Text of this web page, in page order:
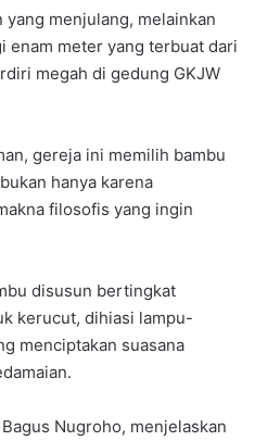
yang menjulang, melainkan
enam meter yang terbuat dari
megah di gedung GKJW
gereja ini memilih bambu
hanya karena
filosofis yang ingin
disusun bertingkat
kerucut, dihiasi lampu-
menciptakan suasana
Nugroho, menjelaskan